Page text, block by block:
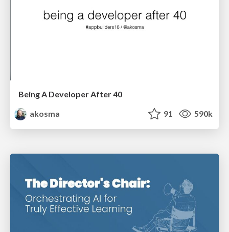
Being A Developer After 40
akosma
91 590k